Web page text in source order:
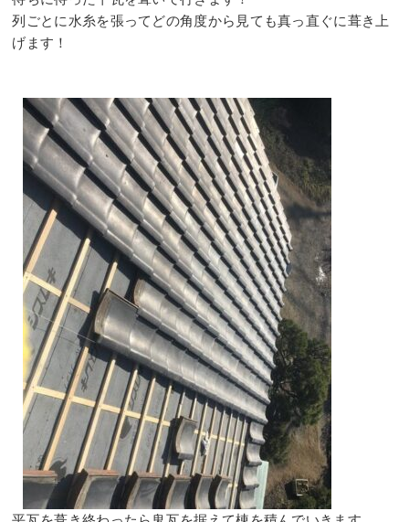
列ごとに水糸を張ってどの角度から見ても真っ直ぐに葺き上
げます！⠀